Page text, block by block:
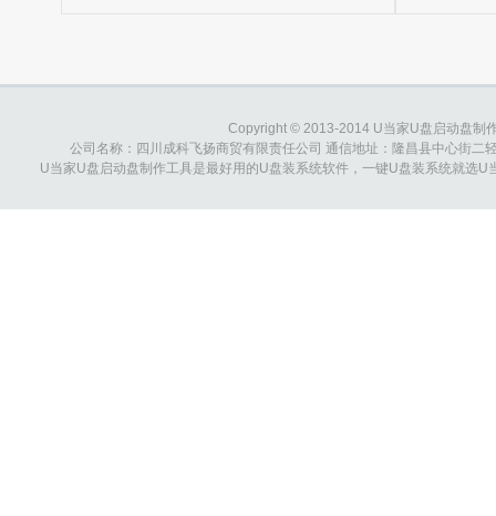
Copyright © 2013-2014 U当家U盘启动盘制
公司名称：四川成科飞扬商贸有限责任公司 通信地址：隆昌县中心街
U当家U盘启动盘制作工具是最好用的U盘装系统软件，一键U盘装系统就选